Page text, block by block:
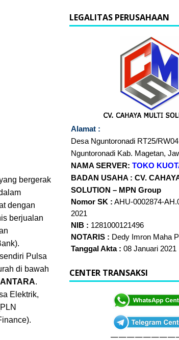
bergerak
dengan
berjualan
Pulsa
di bawah
.
Elektrik,
LEGALITAS PERUSAHAAN
Alamat :
Desa Nguntoronadi RT25/
Nguntoronadi Kab. Magetan,
NAMA SERVER: TOKO
BADAN USAHA : CV.
SOLUTION – MPN Group
Nomor SK : AHU-0002874-
2021
NIB : 1281000121496
NOTARIS : Dedy Imron Maha
Tanggal Akta : 08 Januari 2021
CENTER TRANSAKSI